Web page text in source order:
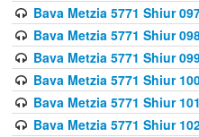
Bava Metzia 5771 Shiur
Bava Metzia 5771 Shiur
Bava Metzia 5771 Shiur
Bava Metzia 5771 Shiur
Bava Metzia 5771 Shiur
Bava Metzia 5771 Shiur